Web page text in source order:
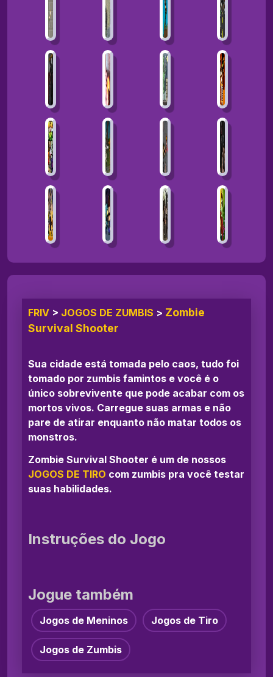
FRIV > JOGOS DE ZUMBIS > Zombie
Survival Shooter
Sua cidade está tomada pelo caos, tudo foi
tomado por zumbis famintos e você é o
único sobrevivente que pode acabar com os
mortos vivos. Carregue suas armas e não
pare de atirar enquanto não matar todos os
monstros.
Zombie Survival Shooter é um de nossos
JOGOS DE TIRO com zumbis pra você testar
suas habilidades.
Instruções do Jogo
Jogue também
Jogos de Meninos Jogos de Tiro
Jogos de Zumbis